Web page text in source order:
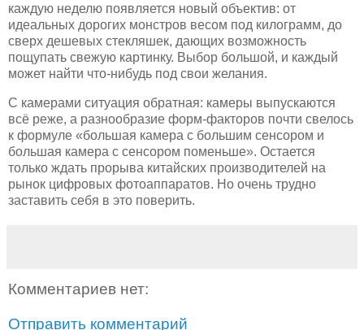
каждую неделю появляется новый объектив: от
идеальных дорогих монстров весом под килограмм, до
сверх дешевых стекляшек, дающих возможность
пощупать свежую картинку. Выбор большой, и каждый
может найти что-нибудь под свои желания.
С камерами ситуация обратная: камеры выпускаются
всё реже, а разнообразие форм-факторов почти свелось
к формуле «большая камера с большим сенсором и
большая камера с сенсором поменьше». Остается
только ждать прорыва китайских производителей на
рынок цифровых фотоаппаратов. Но очень трудно
заставить себя в это поверить.
Комментариев нет:
Отправить комментарий